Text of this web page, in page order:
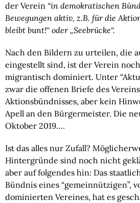
der Verein “in demokratischen
Bewegungen aktiv, z.B. für die
bleibt bunt!“ oder „Seebrücke“.
Nach den Bildern zu urteilen, die
eingestellt sind, ist der Verein
migrantisch dominiert. Unter
zwar die offenen Briefe des
Aktionsbündnisses, aber kein
Apell an den Bürgermeister. Die
Oktober 2019….
Ist das alles nur Zufall?
Hintergründe sind noch nicht
aber auf folgendes hin: Das
Bündnis eines “gemeinnützigen”,
dominierten Vereines, hat es